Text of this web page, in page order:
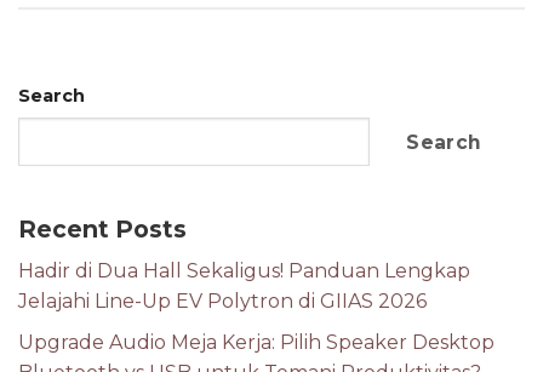
Search
Search
Recent Posts
Hadir di Dua Hall Sekaligus! Panduan Lengkap
Jelajahi Line-Up EV Polytron di GIIAS 2026
Upgrade Audio Meja Kerja: Pilih Speaker Desktop